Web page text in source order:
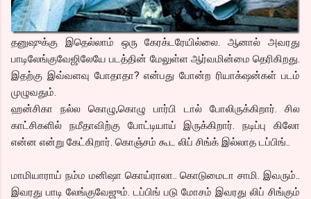
தனுஷுக்கு இதெல்லாம் ஒரு கேரக்டரேயில்லை. ஆனால் அவரது
பாடிலேங்குவேஜிலேயே படத்தின் மேலுள்ள ஆர்வமின்மை தெரிகிறது.
இதற்கு இவ்வளவு போதாதா? என்பது போன்ற ரியாக்‌ஷன்கள் படம்
முழுவதும்.
ஹன்சிகா நல்ல கொழு,கொழு பார்பி டால் போலிருக்கிறார். சில
காட்சிகளில் நமீதாவிற்கு போட்டியாய் இருக்கிறார். நடிப்பு கிலோ
என்ன என்று கேட்கிறார். கொஞ்சம் கூட லிப் சிங்க் இல்லாத டப்பிங்..
மாமியாராய் நம்ம மனிஷா கொய்ராலா.. கொடுமைடா சாமி. இவரும்..
இவரது பாடி லேங்குவேஜும். டப்பிங் படு மோசம் இவரது லிப் சிங்கும்